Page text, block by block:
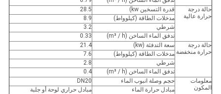
حالة درجة
حرارة عالية
قدرة التسخين kw)
28.5
مدخلات الطاقة (كيلوواط)
8.9
شرطي
3.2
تدفق الماء الساخن (m³ / h)
0.33
حالة درجة
حرارة منخفضة
سعة التدفئة (kw)
21.4
مدخلات الطاقة (كيلوواط)
7.6
شرطي
2.8
تدفق الماء الساخن (m³ / h)
0.4
معلومات
المكون
حجم وصلة انبوب الماء
DN20
مبادل حرارة الماء
مبادل حراري لوحة أو جلبة